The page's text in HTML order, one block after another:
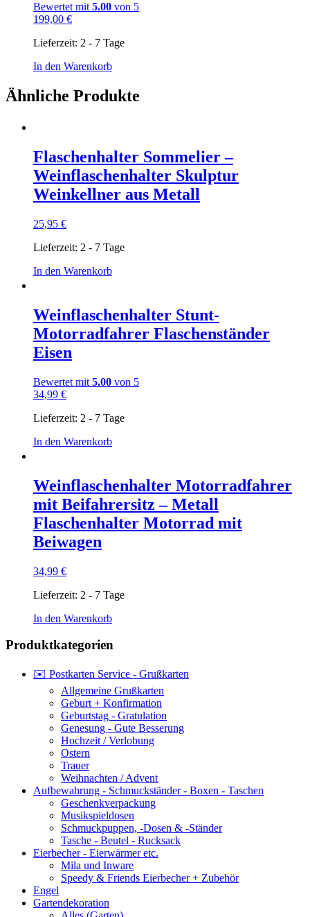
Bewertet mit 5.00 von 5
199,00 €
Lieferzeit: 2 - 7 Tage
In den Warenkorb
Ähnliche Produkte
Flaschenhalter Sommelier –
Weinflaschenhalter Skulptur
Weinkellner aus Metall
25,95 €
Lieferzeit: 2 - 7 Tage
In den Warenkorb
Weinflaschenhalter Stunt-
Motorradfahrer Flaschenständer
Eisen
Bewertet mit 5.00 von 5
34,99 €
Lieferzeit: 2 - 7 Tage
In den Warenkorb
Weinflaschenhalter Motorradfahrer
mit Beifahrersitz – Metall
Flaschenhalter Motorrad mit
Beiwagen
34,99 €
Lieferzeit: 2 - 7 Tage
In den Warenkorb
Produktkategorien
✉️ Postkarten Service - Grußkarten
Allgemeine Grußkarten
Geburt + Konfirmation
Geburtstag - Gratulation
Genesung - Gute Besserung
Hochzeit / Verlobung
Ostern
Trauer
Weihnachten / Advent
Aufbewahrung - Schmuckständer - Boxen - Taschen
Geschenkverpackung
Musikspieldosen
Schmuckpuppen, -Dosen & -Ständer
Tasche - Beutel - Rucksack
Eierbecher - Eierwärmer etc.
Mila und Inware
Speedy & Friends Eierbecher + Zubehör
Engel
Gartendekoration